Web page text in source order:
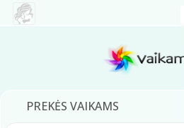
PREKĖS VAIKAMS